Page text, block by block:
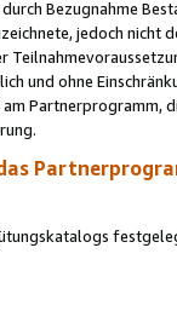
durch Bezugnahme
jedoch nicht
und ohne